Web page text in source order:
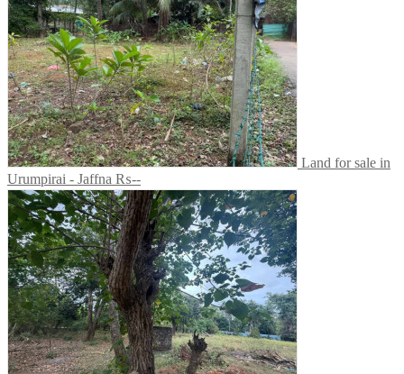
Land for sale in
Urumpirai - Jaffna ₨--